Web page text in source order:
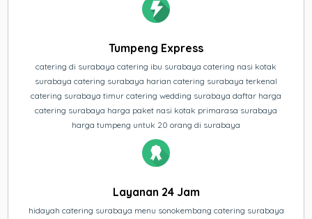
Tumpeng Express
catering di surabaya catering ibu surabaya catering nasi kotak
surabaya catering surabaya harian catering surabaya terkenal
catering surabaya timur catering wedding surabaya daftar harga
catering surabaya harga paket nasi kotak primarasa surabaya
harga tumpeng untuk 20 orang di surabaya
Layanan 24 Jam
hidayah catering surabaya menu sonokembang catering surabaya